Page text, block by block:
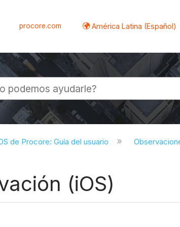
procore.com América Latina (Español)
de Procore: Guía del usuario
(iOS)